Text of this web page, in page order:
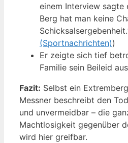
einem Interview sagte
Berg hat man keine
(Sportnachrichten))
Er zeigte sich tief
Familie sein Beileid
Fazit: Selbst ein
Messner beschreibt den
und unvermeidbar – die
Machtlosigkeit gegenüber
wird hier greifbar.